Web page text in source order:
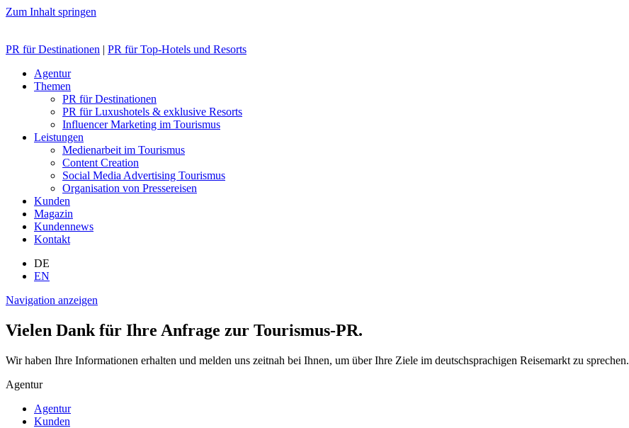
Zum Inhalt springen
PR für Destinationen | PR für Top-Hotels und Resorts
Agentur
Themen
PR für Destinationen
PR für Luxushotels & exklusive Resorts
Influencer Marketing im Tourismus
Leistungen
Medienarbeit im Tourismus
Content Creation
Social Media Advertising Tourismus
Organisation von Pressereisen
Kunden
Magazin
Kundennews
Kontakt
DE
EN
Navigation anzeigen
Vielen Dank für Ihre Anfrage zur Tourismus-PR.
Wir haben Ihre Informationen erhalten und melden uns zeitnah bei Ihnen, um über Ihre Ziele im deutschsprachigen Reisemarkt zu sprechen.
Agentur
Agentur
Kunden